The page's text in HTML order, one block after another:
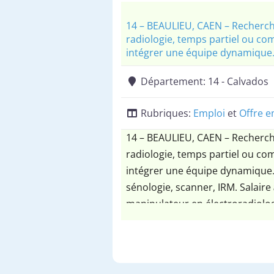
14 – BEAULIEU, CAEN –
radiologie, temps partiel ou
intégrer une équipe dynamique.
Département: 14 - Calvados
Rubriques: Emploi et Offre
14 – BEAULIEU, CAEN –
radiologie, temps partiel ou
intégrer une équipe
sénologie, scanner, IRM.
manipulateur en